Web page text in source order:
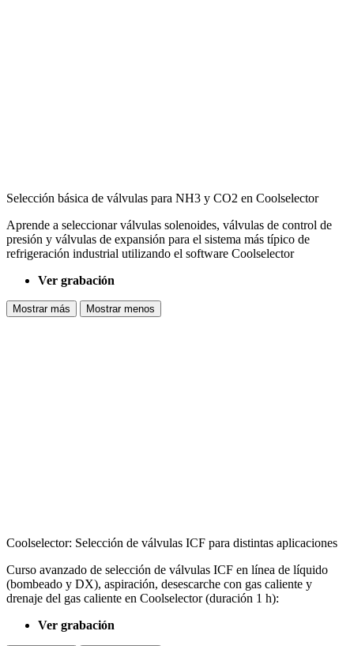
Selección básica de válvulas para NH3 y CO2 en Coolselector
Aprende a seleccionar válvulas solenoides, válvulas de control de
presión y válvulas de expansión para el sistema más típico de
refrigeración industrial utilizando el software Coolselector
Ver grabación
Mostrar más Mostrar menos
Coolselector: Selección de válvulas ICF para distintas aplicaciones
Curso avanzado de selección de válvulas ICF en línea de líquido
(bombeado y DX), aspiración, desescarche con gas caliente y
drenaje del gas caliente en Coolselector (duración 1 h):
Ver grabación